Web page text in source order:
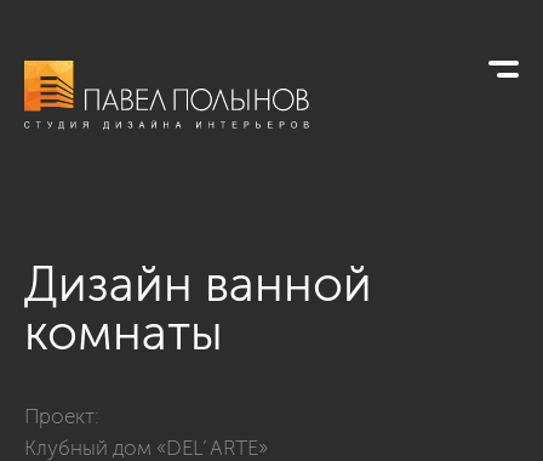
Дизайн ванной
комнаты
Проект:
Клубный дом «DEL’ ARTE»